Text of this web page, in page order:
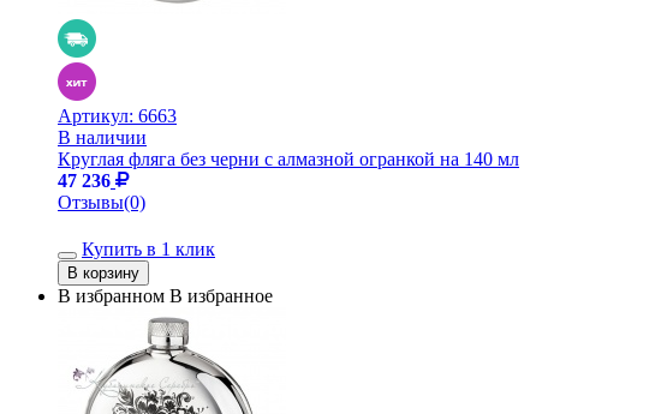
Артикул: 6663
В наличии
Круглая фляга без черни с алмазной огранкой на 140 мл
47 236
Отзывы(0)
Купить в 1 клик
В избранном В избранное